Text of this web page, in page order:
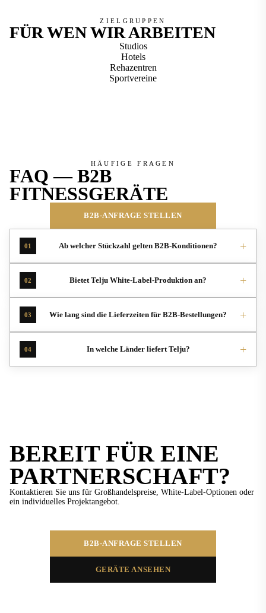
ZIELGRUPPEN
FÜR WEN WIR ARBEITEN
Studios
Hotels
Rehazentren
Sportvereine
HÄUFIGE FRAGEN
FAQ — B2B
FITNESSGERÄTE
B2B-ANFRAGE STELLEN
01 Ab welcher Stückzahl gelten B2B-Konditionen? +
02 Bietet Telju White-Label-Produktion an? +
03 Wie lang sind die Lieferzeiten für B2B-Bestellungen? +
04 In welche Länder liefert Telju? +
BEREIT FÜR EINE
PARTNERSCHAFT?
Kontaktieren Sie uns für Großhandelspreise, White-Label-Optionen oder
ein individuelles Projektangebot.
B2B-ANFRAGE STELLEN
GERÄTE ANSEHEN